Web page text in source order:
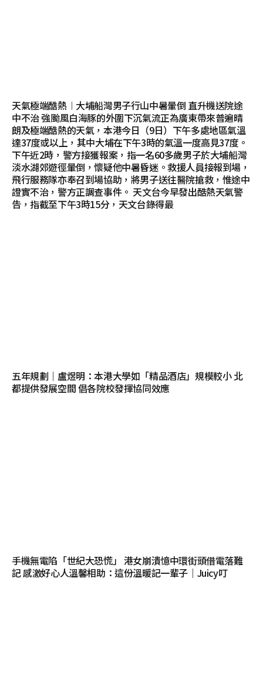
天氣極端酷熱︱大埔船灣男子行山中暑暈倒 直升機送院途
中不治 強颱風白海豚的外圍下沉氣流正為廣東帶來普遍晴
朗及極端酷熱的天氣，本港今日（9日）下午多處地區氣溫
達37度或以上，其中大埔在下午3時的氣溫一度高見37度。
下午近2時，警方接獲報案，指一名60多歲男子於大埔船灣
淡水湖郊遊徑暈倒，懷疑他中暑昏迷。救援人員接報到場，
飛行服務隊亦奉召到場協助，將男子送往醫院搶救，惟途中
證實不治，警方正調查事件。 天文台今早發出酷熱天氣警
告，指截至下午3時15分，天文台錄得最
五年規劃｜盧煜明：本港大學如「精品酒店」規模較小 北
都提供發展空間 倡各院校發揮協同效應
手機無電陷「世紀大恐慌」 港女崩潰憶中環街頭借電落難
記 感激好心人溫馨相助：這份溫暖記一輩子｜Juicy叮